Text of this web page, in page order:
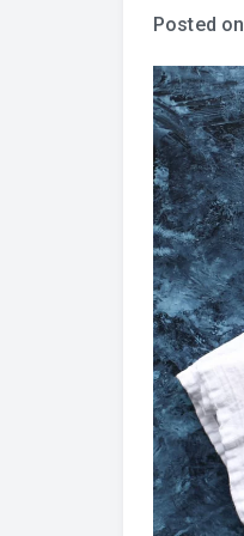
Posted on